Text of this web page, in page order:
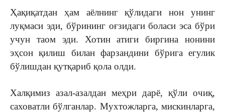
Ҳақиқатдан ҳам аёлнинг қўлидаги нон унинг
луқмаси эди, бўрининг оғзидаги боласи эса бўри
учун таом эди. Хотин атиги биргина нонини
эҳсон қилиш билан фарзандини бўрига егулик
бўлишдан қутқариб қола олди.
Халқимиз азал-азалдан меҳри дарё, қўли очиқ,
саховатли бўлганлар. Мухтожларга, мискинларга,